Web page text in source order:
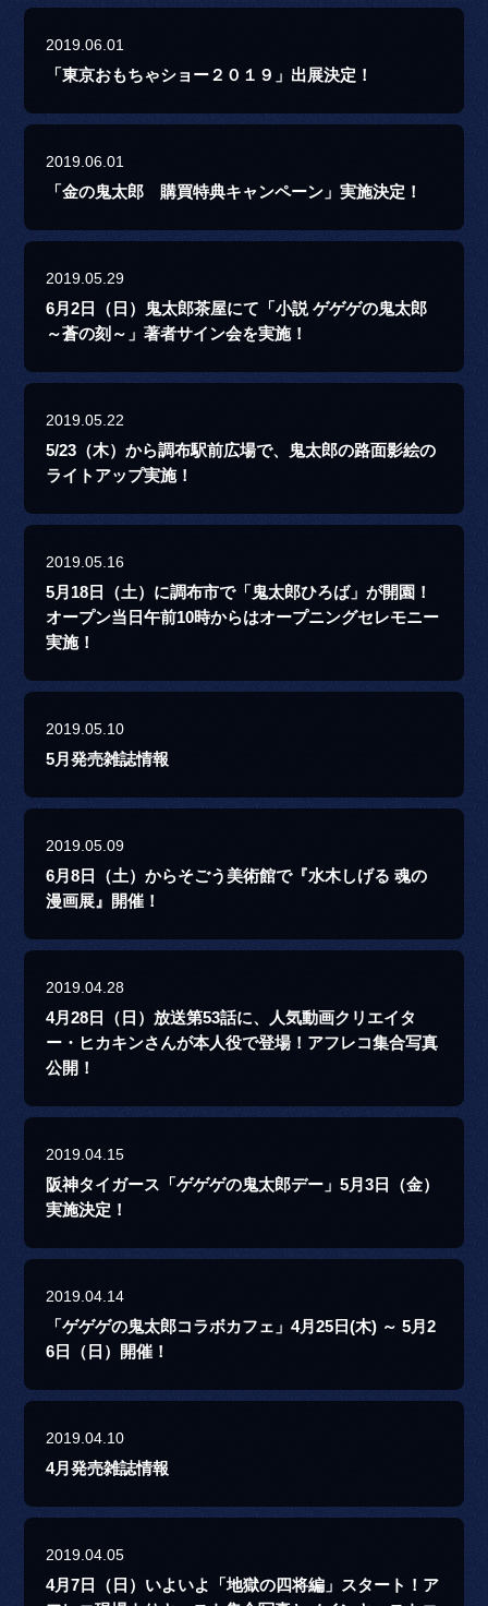
2019.06.01
「東京おもちゃショー２０１９」出展決定！
2019.06.01
「金の鬼太郎 購買特典キャンペーン」実施決定！
2019.05.29
6月2日（日）鬼太郎茶屋にて「小説 ゲゲゲの鬼太郎
～蒼の刻～」著者サイン会を実施！
2019.05.22
5/23（木）から調布駅前広場で、鬼太郎の路面影絵の
ライトアップ実施！
2019.05.16
5月18日（土）に調布市で「鬼太郎ひろば」が開園！
オープン当日午前10時からはオープニングセレモニー
実施！
2019.05.10
5月発売雑誌情報
2019.05.09
6月8日（土）からそごう美術館で『水木しげる 魂の
漫画展』開催！
2019.04.28
4月28日（日）放送第53話に、人気動画クリエイタ
ー・ヒカキンさんが本人役で登場！アフレコ集合写真
公開！
2019.04.15
阪神タイガース「ゲゲゲの鬼太郎デー」5月3日（金）
実施決定！
2019.04.14
「ゲゲゲの鬼太郎コラボカフェ」4月25日(木) ～ 5月2
6日（日）開催！
2019.04.10
4月発売雑誌情報
2019.04.05
4月7日（日）いよいよ「地獄の四将編」スタート！ア